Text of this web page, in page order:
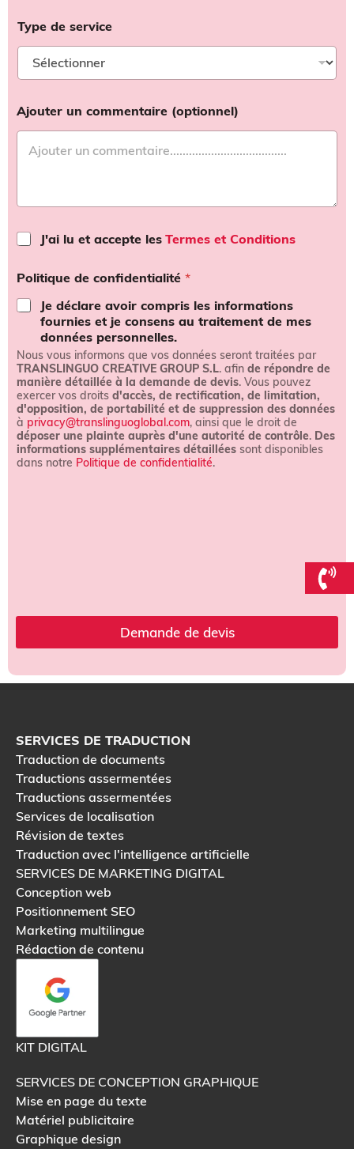
Type de service
Ajouter un commentaire (optionnel)
T
m
e
s
c
o
n
d
i
t
i
o
J'ai lu et accepte les Termes et Conditions
Politique de confidentialité *
Je déclare avoir compris les informations
fournies et je consens au traitement de mes
données personnelles.
Nous vous informons que vos données seront traitées par
TRANSLINGUO CREATIVE GROUP S.L. afin de répondre de
manière détaillée à la demande de devis. Vous pouvez
exercer vos droits d'accès, de rectification, de limitation,
d'opposition, de portabilité et de suppression des données
à privacy@translinguoglobal.com, ainsi que le droit de
déposer une plainte auprès d'une autorité de contrôle. Des
informations supplémentaires détaillées sont disponibles
dans notre Politique de confidentialité.
Demande de devis
SERVICES DE TRADUCTION
Traduction de documents
Traductions assermentées
Traductions assermentées
Services de localisation
Révision de textes
Traduction avec l'intelligence artificielle
SERVICES DE MARKETING DIGITAL
Conception web
Positionnement SEO
Marketing multilingue
Rédaction de contenu
KIT DIGITAL
SERVICES DE CONCEPTION GRAPHIQUE
Mise en page du texte
Matériel publicitaire
Graphique design